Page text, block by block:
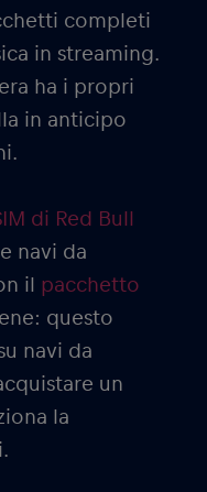
completi
in streaming.
ha i propri
in anticipo
di Red Bull
navi da
il pacchetto
questo
navi da
un
la